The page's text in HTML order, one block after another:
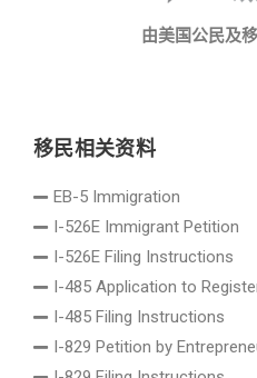
由美国公民及
移民相关资料
EB-5 Immigration
I-526E Immigrant Petition
I-526E Filing Instructions
I-485 Application to
I-485 Filing Instructions
I-829 Petition by